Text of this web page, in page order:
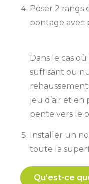
Poser 2 rangs
pontage avec
Dans le cas
suffisant ou
jeu d’air et
pente vers le
Installer un
toute la
Qu'est-ce